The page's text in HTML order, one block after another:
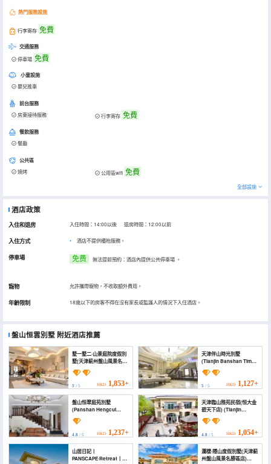
熱門服務設施
行李寄存 免費
交通服務
停車場 免費
小童設施
嬰兒推車
前台服務
房東接待服務 行李寄存 免費
餐飲服務
餐廳
公共區
燒烤 公用區wifi 免費
全部設施
酒店政策
入住和退房 入住時間：14:00以後 退房時間：12:00以前
入住方式 酒店不提供櫃枱服務。
停車場 免费 無法提前預約：酒店內提供公共停車場 。
寵物 允許攜帶寵物，不收取額外費用。
年齡限制 18歲以下的房客不得在沒有家長或監護人的情況下入住酒店。
盤山恒雲別墅 附近酒店推薦
墅一墅二·山景庭院度假別
墅(天津薊州盤山風景名勝
區店) (Mountain View
Courtyard Vacation
Villa (Tianjin Jizhou
Mount Pan store))
5 / 5 HKD 1,853+
天津伴山時光別墅
(Tianjin Banshan Time
Villa)
5/ 5 HKD 1,127+
盤山恒翠庭苑別墅
(Panshan Hengcui
Tingyuan Villa)
4.8 / 5 HKD 1,237+
天津臨山雅苑民宿(恒大金
碧天下店) (Tianjin
Linshan Yayuan
Homestay (Evergrande
Jinbi World Branch))
4.8/ 5 HKD 1,054+
山居日記丨
PANSCAPE·Retreat丨別
瀾棲·隱山度假別墅(天津薊
州盤山風景名勝區店)